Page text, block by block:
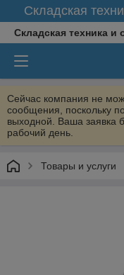
Складская
Складская техника
Сейчас компания не
сообщения, поскольку
выходной. Ваша заявка
рабочий день.
Товары и услуги